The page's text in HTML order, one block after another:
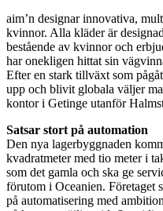
aim’n designar innovativa,
kvinnor. Alla kläder är
bestående av kvinnor och
har onekligen hittat sin
Efter en stark tillväxt som
upp och blivit globala väljer
kontor i Getinge utanför
Satsar stort på automation
Den nya lagerbyggnaden
kvadratmeter med tio meter i
som det gamla och ska ge
förutom i Oceanien. Företaget
på automatisering med